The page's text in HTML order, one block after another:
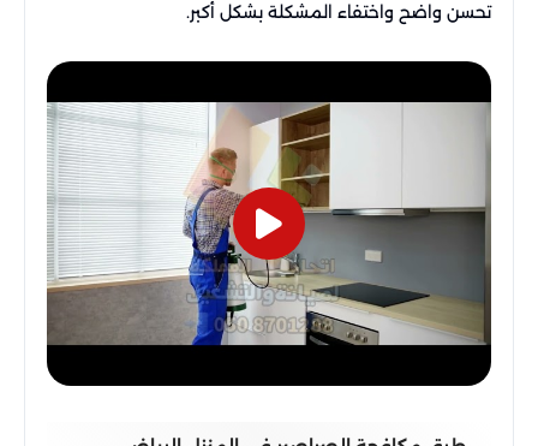
تحسن واضح واختفاء المشكلة بشكل أكبر.